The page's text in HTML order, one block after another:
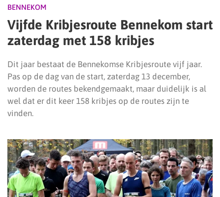
BENNEKOM
Vijfde Kribjesroute Bennekom start
zaterdag met 158 kribjes
Dit jaar bestaat de Bennekomse Kribjesroute vijf jaar.
Pas op de dag van de start, zaterdag 13 december,
worden de routes bekendgemaakt, maar duidelijk is al
wel dat er dit keer 158 kribjes op de routes zijn te
vinden.